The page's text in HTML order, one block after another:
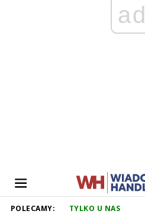
ad
POLECAMY: TYLKO U NAS